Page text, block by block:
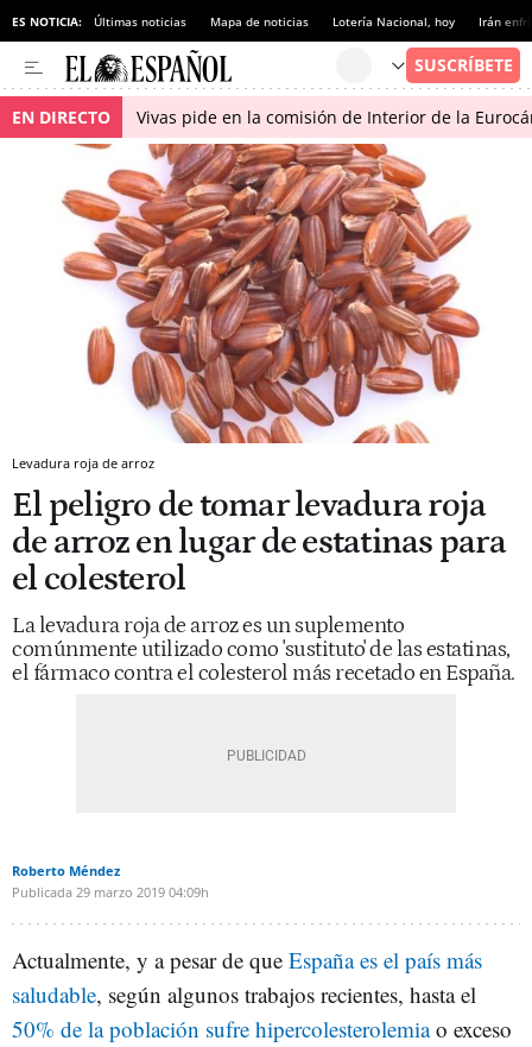
ES NOTICIA: Últimas noticias Mapa de noticias Lotería Nacional, hoy Irán
EN DIRECTO Vivas pide en la comisión de Interior de la
Levadura roja de arroz
El peligro de tomar levadura roja
de arroz en lugar de estatinas para
el colesterol
La levadura roja de arroz es un suplemento
comúnmente utilizado como 'sustituto' de las estatinas,
el fármaco contra el colesterol más recetado en España.
Roberto Méndez
Publicada 29 marzo 2019 04:09h
Actualmente, y a pesar de que España es el país más
saludable, según algunos trabajos recientes, hasta el
50% de la población sufre hipercolesterolemiao exceso